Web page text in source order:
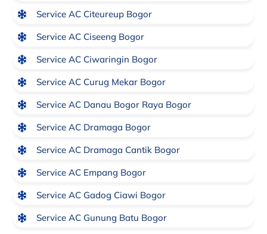
Service AC Citeureup Bogor
Service AC Ciseeng Bogor
Service AC Ciwaringin Bogor
Service AC Curug Mekar Bogor
Service AC Danau Bogor Raya Bogor
Service AC Dramaga Bogor
Service AC Dramaga Cantik Bogor
Service AC Empang Bogor
Service AC Gadog Ciawi Bogor
Service AC Gunung Batu Bogor